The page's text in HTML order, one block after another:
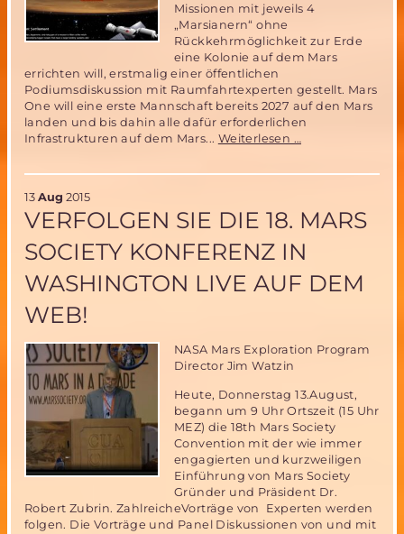
Missionen mit jeweils 4
„Marsianern“ ohne
Rückkehrmöglichkeit zur Erde
eine Kolonie auf dem Mars
errichten will, erstmalig einer öffentlichen
Podiumsdiskussion mit Raumfahrtexperten gestellt. Mars
One will eine erste Mannschaft bereits 2027 auf den Mars
landen und bis dahin alle dafür erforderlichen
Infrastrukturen auf dem Mars... Weiterlesen …
Mars
Projekt
Besiedlung
nicht
13 Aug 2015
VERFOLGEN SIE DIE 18. MARS
SOCIETY KONFERENZ IN
WASHINGTON LIVE AUF DEM
WEB!
NASA Mars Exploration Program
Director Jim Watzin
Heute, Donnerstag 13.August,
begann um 9 Uhr Ortszeit (15 Uhr
MEZ) die 18th Mars Society
Convention mit der wie immer
engagierten und kurzweiligen
Einführung von Mars Society
Gründer und Präsident Dr.
Robert Zubrin. ZahlreicheVorträge von Experten werden
folgen. Die Vorträge und Panel Diskussionen von und mit